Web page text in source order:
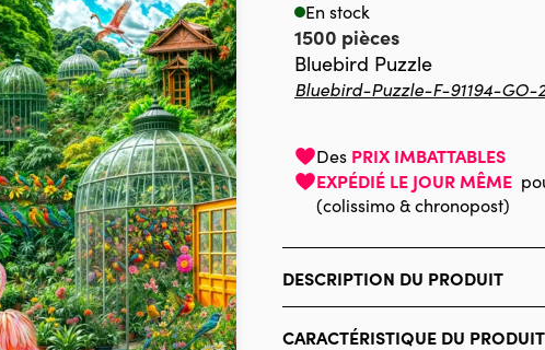
En stock
1500 pièces
Bluebird Puzzle
Bluebird-Puzzle-F-91194-GO-2
Des PRIX IMBATTABLES
EXPÉDIÉ LE JOUR MÊME
(colissimo & chronopost)
DESCRIPTION DU PRODUIT
Interlitho Licensing GmbH
CARACTÉRISTIQUE DU PRODUIT